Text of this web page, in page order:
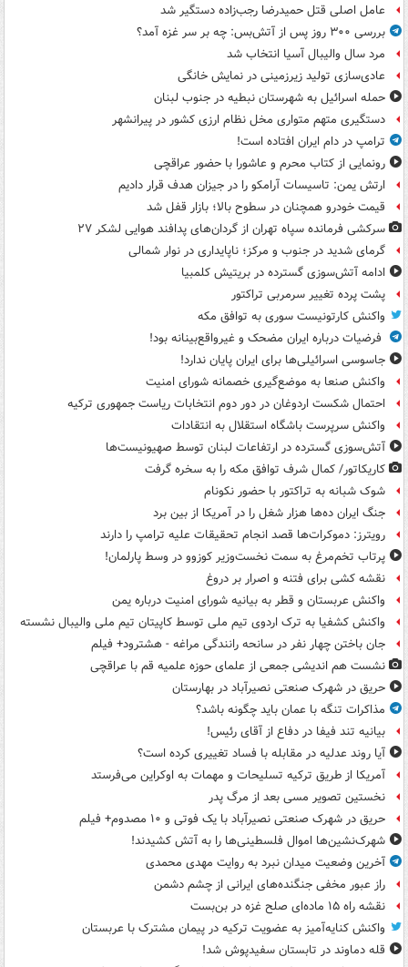
عامل اصلی قتل حمیدرضا رجب‌زاده دستگیر شد
بررسی ۳۰۰ روز پس از آتش‌بس: چه بر سر غزه آمد؟
مرد سال والیبال آسیا انتخاب شد
عادی‌سازی تولید زیرزمینی در نمایش خانگی
حمله اسرائیل به شهرستان نبطیه در جنوب لبنان
دستگیری متهم متواری مخل نظام ارزی کشور در پیرانشهر
ترامپ در دام ایران افتاده است!
رونمایی از کتاب محرم و عاشورا با حضور عراقچی
ارتش یمن: تاسیسات آرامکو را در جیزان هدف قرار دادیم
قیمت خودرو همچنان در سطوح بالا؛ بازار قفل شد
سرکشی فرمانده سپاه تهران از گردان‌های پدافند هوایی لشکر ۲۷
گرمای شدید در جنوب و مرکز؛ ناپایداری در نوار شمالی
ادامه آتش‌سوزی گسترده در بریتیش کلمبیا
پشت پرده تغییر سرمربی تراکتور
واکنش کارتونیست سوری به توافق مکه
فرضیات درباره ایران مضحک و غیرواقع‌بینانه بود!
جاسوسی اسرائیلی‌ها برای ایران پایان ندارد!
واکنش صنعا به موضع‌گیری خصمانه شورای امنیت
احتمال شکست اردوغان در دور دوم انتخابات ریاست جمهوری ترکیه
واکنش سرپرست باشگاه استقلال به انتقادات
آتش‌سوزی گسترده در ارتفاعات لبنان توسط صهیونیست‌ها
کاریکاتور/ کمال شرف توافق مکه را به سخره گرفت
شوک شبانه به تراکتور با حضور نکونام
جنگ ایران ده‌ها هزار شغل را در آمریکا از بین برد
رویترز: دموکرات‌ها قصد انجام تحقیقات علیه ترامپ را دارند
پرتاب تخم‌مرغ به سمت نخست‌وزیر کوزوو در وسط پارلمان!
نقشه کشی برای فتنه و اصرار بر دروغ
واکنش عربستان و قطر به بیانیه شورای امنیت درباره یمن
واکنش کشفیا به ترک اردوی تیم ملی توسط کاپیتان تیم ملی والیبال نشسته
جان باختن چهار نفر در سانحه رانندگی مراغه - هشترود+ فیلم
نشست هم اندیشی جمعی از علمای حوزه علمیه قم با عراقچی
حریق در شهرک صنعتی نصیرآباد در بهارستان
مذاکرات تنگه با عمان باید چگونه باشد؟
بیانیه تند فیفا در دفاع از آقای رئیس!
آیا روند عدلیه در مقابله با فساد تغییری کرده است؟
آمریکا از طریق ترکیه تسلیحات و مهمات به اوکراین می‌فرستد
نخستین تصویر مسی بعد از مرگ پدر
حریق در شهرک صنعتی نصیرآباد با یک فوتی و ۱۰ مصدوم+ فیلم
شهرک‌نشین‌ها اموال فلسطینی‌ها را به آتش کشیدند!
آخرین وضعیت میدان نبرد به روایت مهدی محمدی
راز عبور مخفی جنگنده‌های ایرانی از چشم دشمن
نقشه راه ۱۵ ماده‌ای صلح غزه در بن‌بست
واکنش کنایه‌آمیز به عضویت ترکیه در پیمان مشترک با عربستان
قله دماوند در تابستان سفیدپوش شد!